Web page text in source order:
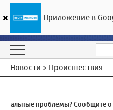
Новости > Происшествия
проблемы? Сообщите о
Приложение в